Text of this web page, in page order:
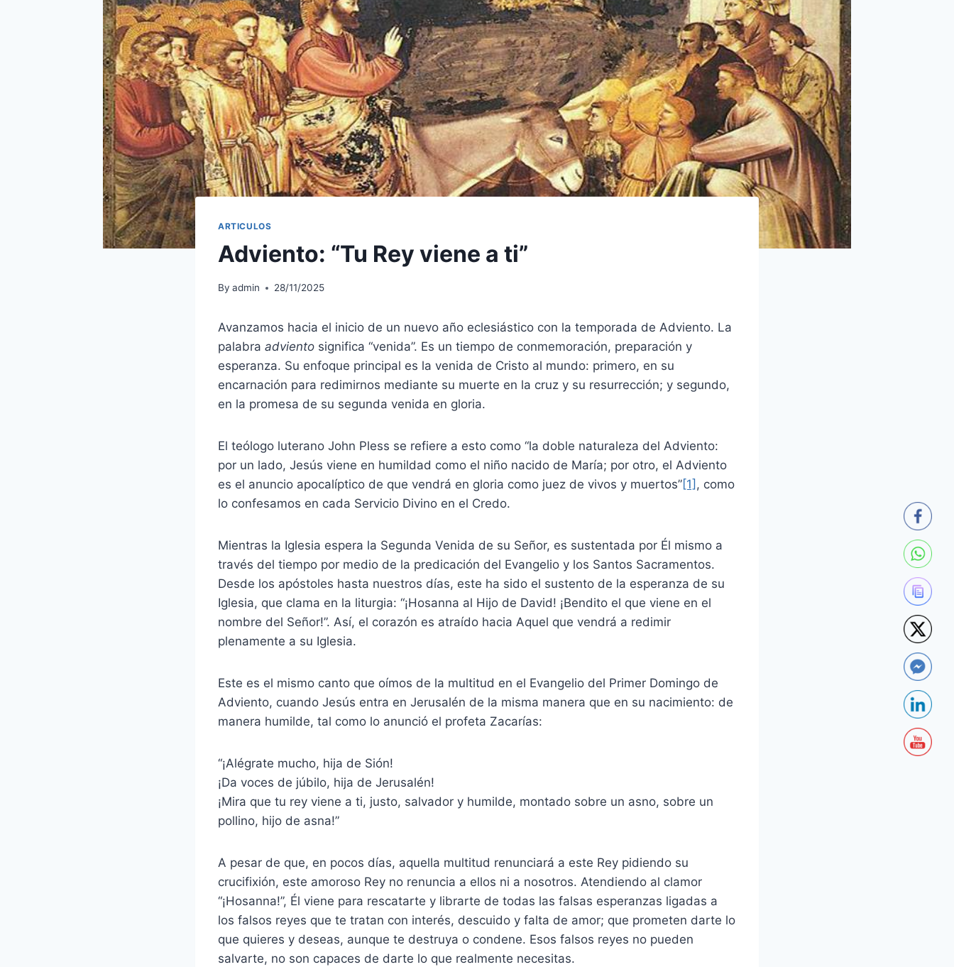
ARTICULOS
Adviento: “Tu Rey viene a ti”
By admin 28/11/2025
Avanzamos hacia el inicio de un nuevo año eclesiástico con la temporada de Adviento. La
palabra adviento significa “venida”. Es un tiempo de conmemoración, preparación y
esperanza. Su enfoque principal es la venida de Cristo al mundo: primero, en su
encarnación para redimirnos mediante su muerte en la cruz y su resurrección; y segundo,
en la promesa de su segunda venida en gloria.
El teólogo luterano John Pless se refiere a esto como “la doble naturaleza del Adviento:
por un lado, Jesús viene en humildad como el niño nacido de María; por otro, el Adviento
es el anuncio apocalíptico de que vendrá en gloria como juez de vivos y muertos”[1] , como
lo confesamos en cada Servicio Divino en el Credo.
Mientras la Iglesia espera la Segunda Venida de su Señor, es sustentada por Él mismo a
través del tiempo por medio de la predicación del Evangelio y los Santos Sacramentos.
Desde los apóstoles hasta nuestros días, este ha sido el sustento de la esperanza de su
Iglesia, que clama en la liturgia: “¡Hosanna al Hijo de David! ¡Bendito el que viene en el
nombre del Señor!”. Así, el corazón es atraído hacia Aquel que vendrá a redimir
plenamente a su Iglesia.
Este es el mismo canto que oímos de la multitud en el Evangelio del Primer Domingo de
Adviento, cuando Jesús entra en Jerusalén de la misma manera que en su nacimiento: de
manera humilde, tal como lo anunció el profeta Zacarías:
“¡Alégrate mucho, hija de Sión!
¡Da voces de júbilo, hija de Jerusalén!
¡Mira que tu rey viene a ti, justo, salvador y humilde, montado sobre un asno, sobre un
pollino, hijo de asna!”
A pesar de que, en pocos días, aquella multitud renunciará a este Rey pidiendo su
crucifixión, este amoroso Rey no renuncia a ellos ni a nosotros. Atendiendo al clamor
“¡Hosanna!”, Él viene para rescatarte y librarte de todas las falsas esperanzas ligadas a
los falsos reyes que te tratan con interés, descuido y falta de amor; que prometen darte lo
que quieres y deseas, aunque te destruya o condene. Esos falsos reyes no pueden
salvarte, no son capaces de darte lo que realmente necesitas.